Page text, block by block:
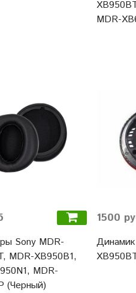
MDR-
Sony MDR-
MDR-XB950B1,
MDR-
(Черный)
1500